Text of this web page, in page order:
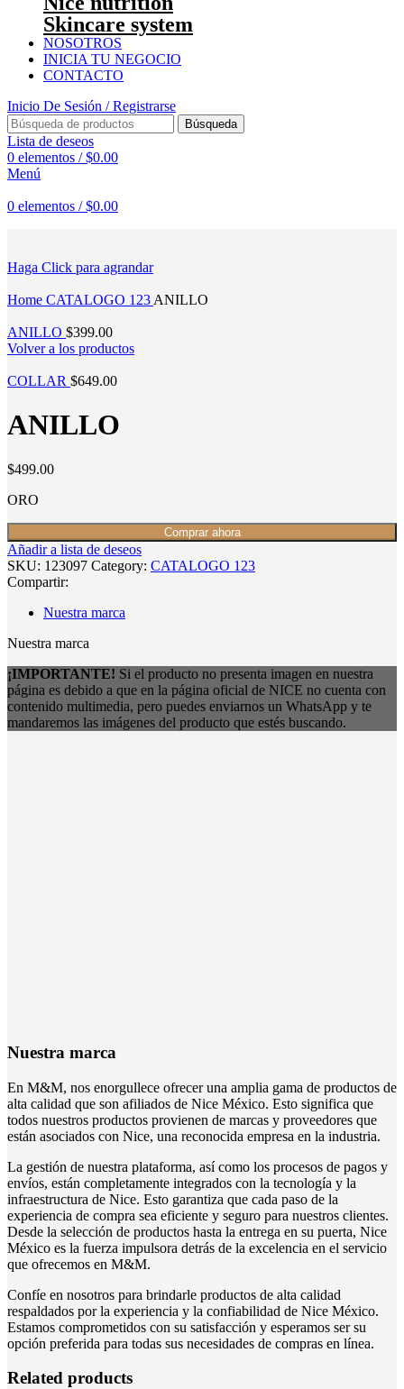
Skincare system
NOSOTROS
INICIA TU NEGOCIO
CONTACTO
Inicio De Sesión / Registrarse
Búsqueda
Lista de deseos
0 elementos / $0.00
Menú
0 elementos / $0.00
Haga Click para agrandar
Home CATALOGO 123 ANILLO
ANILLO $399.00
Volver a los productos
COLLAR $649.00
ANILLO
$499.00
ORO
Comprar ahora
Añadir a lista de deseos
SKU: 123097 Category: CATALOGO 123
Compartir:
Nuestra marca
Nuestra marca
¡IMPORTANTE! Si el producto no presenta imagen en nuestra
página es debido a que en la página oficial de NICE no cuenta con
contenido multimedia, pero puedes enviarnos un WhatsApp y te
mandaremos las imágenes del producto que estés buscando.
Nuestra marca
En M&M, nos enorgullece ofrecer una amplia gama de productos de
alta calidad que son afiliados de Nice México. Esto significa que
todos nuestros productos provienen de marcas y proveedores que
están asociados con Nice, una reconocida empresa en la industria.
La gestión de nuestra plataforma, así como los procesos de pagos y
envíos, están completamente integrados con la tecnología y la
infraestructura de Nice. Esto garantiza que cada paso de la
experiencia de compra sea eficiente y seguro para nuestros clientes.
Desde la selección de productos hasta la entrega en su puerta, Nice
México es la fuerza impulsora detrás de la excelencia en el servicio
que ofrecemos en M&M.
Confíe en nosotros para brindarle productos de alta calidad
respaldados por la experiencia y la confiabilidad de Nice México.
Estamos comprometidos con su satisfacción y esperamos ser su
opción preferida para todas sus necesidades de compras en línea.
Related products